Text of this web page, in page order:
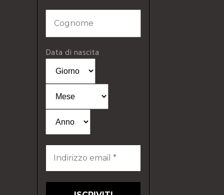
Data di nascita